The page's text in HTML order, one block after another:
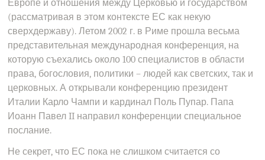
Европе и отношения между Церковью и государством
(рассматривая в этом контексте ЕС как некую
сверхдержаву). Летом 2002 г. в Риме прошла весьма
представительная международная конференция, на
которую съехались около 100 специалистов в области
права, богословия, политики – людей как светских, так и
церковных. А открывали конференцию президент
Италии Карло Чампи и кардинал Поль Пупар. Папа
Иоанн Павел II направил конференции специальное
послание.
Не секрет, что ЕС пока не слишком считается со